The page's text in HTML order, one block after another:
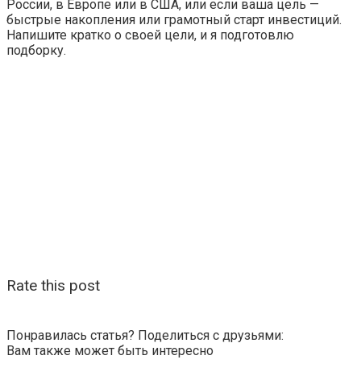
России, в Европе или в США, или если ваша цель —
быстрые накопления или грамотный старт инвестиций.
Напишите кратко о своей цели, и я подготовлю
подборку.
Rate this post
Понравилась статья? Поделиться с друзьями:
Вам также может быть интересно